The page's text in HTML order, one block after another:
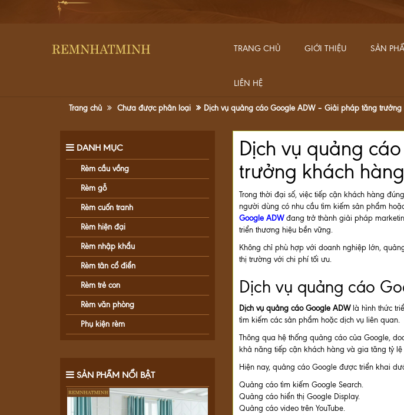
TRANG CHỦ GIỚI THIỆU SẢN
LIÊN HỆ
Trang chủ Chưa được phân loại Dịch vụ quảng cáo Google ADW – Giải pháp tăng
Dịch vụ quảng
trưởng khách
Trong thời đại số, việc tiếp cận khách hàng
người dùng có nhu cầu tìm kiếm sản phẩm
Google ADW đang trở thành giải pháp
triển thương hiệu bền vững.
Không chỉ phù hợp với doanh nghiệp lớn,
thị trường với chi phí tối ưu.
Dịch vụ quảng cáo
Dịch vụ quảng cáo Google ADWlà hình thức
tìm kiếm các sản phẩm hoặc dịch vụ liên quan.
Thông qua hệ thống quảng cáo của Google,
khả năng tiếp cận khách hàng và gia tăng tỷ lệ
Hiện nay, quảng cáo Google được triển khai
Quảng cáo tìm kiếm Google Search.
Quảng cáo hiển thị Google Display.
Quảng cáo video trên YouTube.
DANH MỤC
Rèm cầu vồng
Rèm gỗ
Rèm cuốn tranh
Rèm hiện đại
Rèm nhập khẩu
Rèm tân cổ điển
Rèm trẻ con
Rèm văn phòng
Phụ kiện rèm
SẢN PHẨM NỔI BẬT